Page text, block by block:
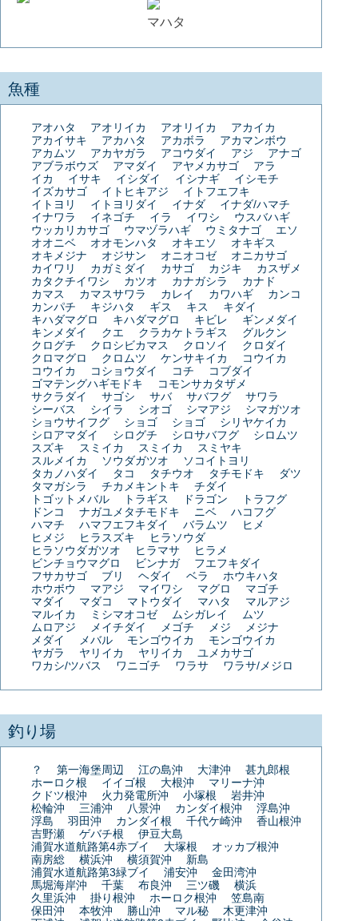
マハタ
魚種
アオハタ アオリイカ アオリイカ
アカイカ
アカイサキ
アカハタ アカボラ
アカマンボウ
アカムツ
アカヤガラ アコウダイ アジ
アナゴ
アブラボウズ
アマダイ アヤメカサゴ
アラ
イカ
イサキ イシダイ イシナギ
イシモチ
イズカサゴ
イトヒキアジ
イトフエフキ
イトヨリ
イトヨリダイ イナダ
イナダ/ハマチ
イナワラ
イネゴチ イラ イワシ
ウスバハギ
ウッカリカサゴ
ウマヅラハギ ウミタナゴ
エソ
オオニベ
オオモンハタ オキエソ
オキギス
オキメジナ
オジサン オニオコゼ
オニカサゴ
カイワリ
カガミダイ カサゴ カジキ
カスザメ
カタクチイワシ
カツオ カナガシラ
カナド
カマス
カマスサワラ カレイ カワハギ
カンコ
カンパチ
キジハタ ギス キス
キダイ
キハダマグロ
キハダマグロ キビレ
ギンメダイ
キンメダイ
クエ クラカケトラギス
グルクン
クログチ
クロシビカマス クロソイ
クロダイ
クロマグロ
クロムツ ケンサキイカ
コウイカ
コウイカ
コショウダイ コチ
コブダイ
ゴマテングハギモドキ
コモンサカタザメ
サクラダイ
サゴシ サバ サバフグ
サワラ
シーバス
シイラ シオゴ シマアジ
シマガツオ
ショウサイフグ
ショゴ ショゴ
シリヤケイカ
シロアマダイ
シログチ シロサバフグ
シロムツ
スズキ
スミイカ スミイカ
スミヤキ
スルメイカ
ソウダガツオ
ソコイトヨリ
タカノハダイ
タコ タチウオ タチモドキ
ダツ
タマガシラ
チカメキントキ
チダイ
トゴットメバル
トラギス ドラゴン
トラフグ
ドンコ
ナガユメタチモドキ ニベ
ハコフグ
ハマチ
ハマフエフキダイ バラムツ
ヒメ
ヒメジ
ヒラスズキ
ヒラソウダ
ヒラソウダガツオ
ヒラマサ
ヒラメ
ビンチョウマグロ
ビンナガ
フエフキダイ
フサカサゴ
ブリ ヘダイ ベラ
ホウキハタ
ホウボウ
マアジ マイワシ マグロ
マゴチ
マダイ
マダコ マトウダイ マハタ
マルアジ
マルイカ
ミシマオコゼ ムシガレイ
ムツ
ムロアジ
メイチダイ メゴチ メジ
メジナ
メダイ
メバル モンゴウイカ
モンゴウイカ
ヤガラ
ヤリイカ ヤリイカ
ユメカサゴ
ワカシ/ツバス
ワニゴチ ワラサ ワラサ/メジロ
釣り場
？ 第一海堡周辺 江の島沖 大津沖
甚九郎根
ホーロク根
イイゴ根 大根沖
マリーナ沖
クドツ根沖
火力発電所沖 小塚根
岩井沖
松輪沖
三浦沖 八景沖 カンダイ根沖
浮島沖
浮島
羽田沖 カンダイ根 千代ケ崎沖
香山根沖
吉野瀬
ゲバチ根
伊豆大島
浦賀水道航路第4赤ブイ
大塚根
オッカブ根沖
南房総
横浜沖 横須賀沖
新島
浦賀水道航路第3緑ブイ
浦安沖
金田湾沖
馬堀海岸沖
千葉 布良沖 三ツ磯
横浜
久里浜沖
掛り根沖 ホーロク根沖
笠島南
保田沖
本牧沖 勝山沖 マル秘
木更津沖